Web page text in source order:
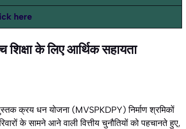
here
के लिए आर्थिक सहायता
क्रय धन योजना (MVSPKDPY) निर्माण श्रमिकों
के सामने आने वाली वित्तीय चुनौतियों को पहचानते हुए,